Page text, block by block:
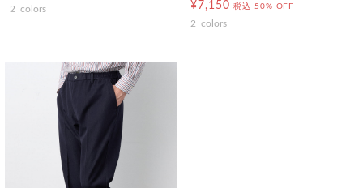
2 colors
¥7,150 税込 50% OFF
2 colors